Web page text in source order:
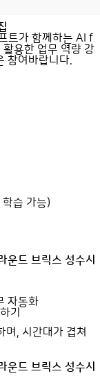
트가 함께하는 AI f
용한 업무 역량 강
참여바랍니다.
습 가능)
드 브릭스 성수시
자동화
기
, 시간대가 겹쳐
드 브릭스 성수시